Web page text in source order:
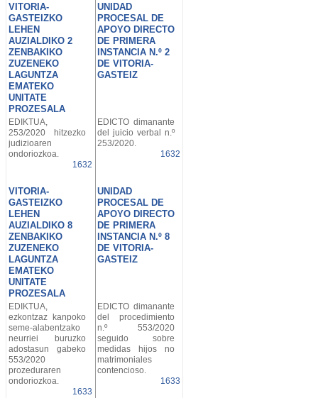
VITORIA-
GASTEIZKO
LEHEN
AUZIALDIKO 2
ZENBAKIKO
ZUZENEKO
LAGUNTZA
EMATEKO
UNITATE
PROZESALA
UNIDAD
PROCESAL DE
APOYO DIRECTO
DE PRIMERA
INSTANCIA N.º 2
DE VITORIA-
GASTEIZ
EDIKTUA,
253/2020 hitzezko
judizioaren
ondoriozkoa.
1632
EDICTO dimanante
del juicio verbal n.º
253/2020.
1632
VITORIA-
GASTEIZKO
LEHEN
AUZIALDIKO 8
ZENBAKIKO
ZUZENEKO
LAGUNTZA
EMATEKO
UNITATE
PROZESALA
UNIDAD
PROCESAL DE
APOYO DIRECTO
DE PRIMERA
INSTANCIA N.º 8
DE VITORIA-
GASTEIZ
EDIKTUA,
ezkontzaz kanpoko
seme-alabentzako
neurriei buruzko
adostasun gabeko
553/2020
prozeduraren
ondoriozkoa.
1633
EDICTO dimanante
del procedimiento
n.º 553/2020
seguido sobre
medidas hijos no
matrimoniales
contencioso.
1633